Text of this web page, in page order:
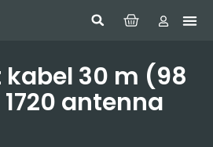
kabel 30 m (98
antenna